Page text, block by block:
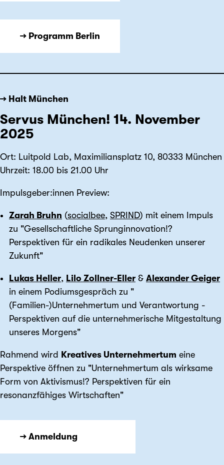
→ Programm Berlin
→ Halt München
Servus München! 14. November
2025
Ort: Luitpold Lab, Maximiliansplatz 10, 80333 München
Uhrzeit: 18.00 bis 21.00 Uhr
Impulsgeber:innen Preview:
Zarah Bruhn (socialbee, SPRIND) mit einem Impuls
zu "Gesellschaftliche Sprunginnovation!?
Perspektiven für ein radikales Neudenken unserer
Zukunft"
Lukas Heller, Lilo Zollner-Eller & Alexander Geiger
in einem Podiumsgespräch zu "
(Familien-)Unternehmertum und Verantwortung -
Perspektiven auf die unternehmerische Mitgestaltung
unseres Morgens"
Rahmend wird Kreatives Unternehmertum eine
Perspektive öffnen zu "Unternehmertum als wirksame
Form von Aktivismus!? Perspektiven für ein
resonanzfähiges Wirtschaften"
→ Anmeldung